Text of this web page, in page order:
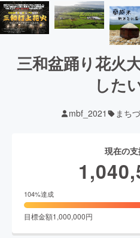
三和盆踊り花火
した
mbf_2021 まち
現在の
104%達成
目標金額1,000,000円